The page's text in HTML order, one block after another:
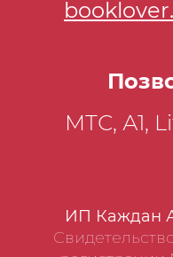
ИП Каждан
МТС, А1,